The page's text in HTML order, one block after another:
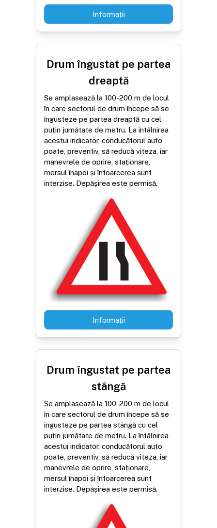
Informații
Drum îngustat pe partea
dreaptă
Se amplasează la 100-200 m de locul
în care sectorul de drum începe să se
îngusteze pe partea dreaptă cu cel
puțin jumătate de metru. La întâlnirea
acestui indicator, conducătorul auto
poate, preventiv, să reducă viteza, iar
manevrele de oprire, staționare,
mersul înapoi și întoarcerea sunt
interzise. Depășirea este permisă.
Informații
Drum îngustat pe partea
stângă
Se amplasează la 100-200 m de locul
în care sectorul de drum începe să se
îngusteze pe partea stângă cu cel
puțin jumătate de metru. La întâlnirea
acestui indicator, conducătorul auto
poate, preventiv, să reducă viteza, iar
manevrele de oprire, staționare,
mersul înapoi și întoarcerea sunt
interzise. Depășirea este permisă.